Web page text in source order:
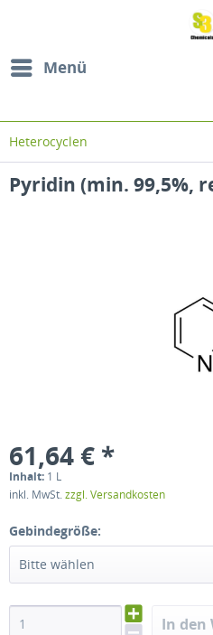
Menü
Heterocyclen
Pyridin (min. 99,5%,
61,64 € *
Inhalt: 1 L
inkl. MwSt.zzgl. Versandkosten
Gebindegröße:
Bitte wählen
In den